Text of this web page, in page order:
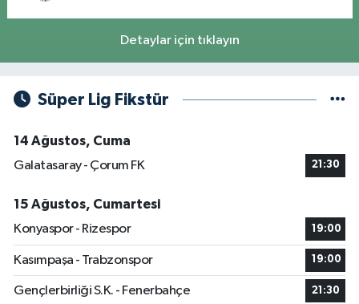
Detaylar için tıklayın
Süper Lig Fikstür
14 Ağustos, Cuma
Galatasaray - Çorum FK
21:30
15 Ağustos, Cumartesi
Konyaspor - Rizespor
19:00
Kasımpaşa - Trabzonspor 19:00
Gençlerbirliği S.K. - Fenerbahçe 21:30